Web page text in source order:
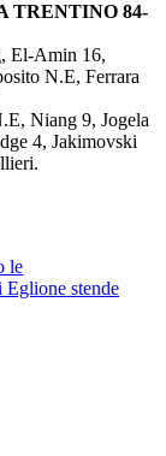
TRENTINO 84-
El-Amin 16,
N.E, Ferrara
Niang 9, Jogela
4, Jakimovski
le
stende